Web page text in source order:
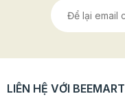
LIÊN HỆ VỚI BEEMART